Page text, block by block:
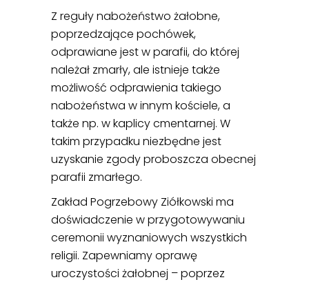
Z reguły nabożeństwo żałobne,
poprzedzające pochówek,
odprawiane jest w parafii, do której
należał zmarły, ale istnieje także
możliwość odprawienia takiego
nabożeństwa w innym kościele, a
także np. w kaplicy cmentarnej. W
takim przypadku niezbędne jest
uzyskanie zgody proboszcza obecnej
parafii zmarłego.
Zakład Pogrzebowy Ziółkowski ma
doświadczenie w przygotowywaniu
ceremonii wyznaniowych wszystkich
religii. Zapewniamy oprawę
uroczystości żałobnej – poprzez